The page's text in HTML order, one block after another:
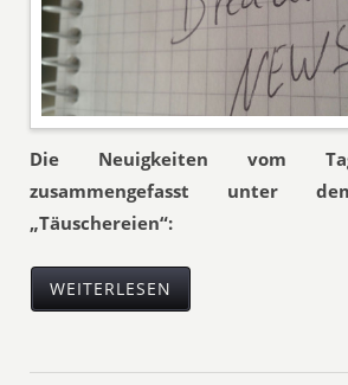
Die Neuigkeiten vom
zusammengefasst unter
„Täuschereien“:
WEITERLESEN